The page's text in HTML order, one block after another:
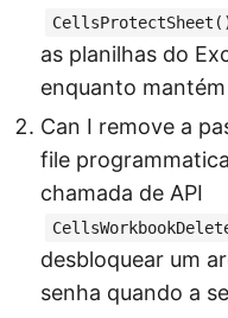
as planilhas do
enquanto
Can I remove a
file
chamada de API
desbloquear um
senha quando a